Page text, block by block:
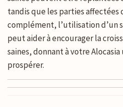
tandis que les parties affectées
complément, l’utilisation d’un
peut aider à encourager la
saines, donnant à votre
prospérer.